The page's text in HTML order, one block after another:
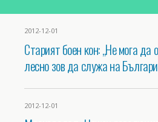
2012-12-01
Старият боен кон: „Не мога да
лесно зов да служа на
2012-12-01